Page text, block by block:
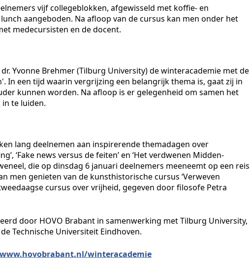
vijf collegeblokken, afgewisseld met koffie- en
aangeboden. Na afloop van de cursus kan men onder het
medecursisten en de docent.
Yvonne Brehmer (Tilburg University) de winteracademie met de
In een tijd waarin vergrijzing een belangrijk thema is, gaat zij in
kunnen worden. Na afloop is er gelegenheid om samen het
te luiden.
lang deelnemen aan inspirerende themadagen over
‘Fake news versus de feiten’ en ‘Het verdwenen Midden-
die op dinsdag 6 januari deelnemers meeneemt op een reis
men genieten van de kunsthistorische cursus ‘Verweven
cursus over vrijheid, gegeven door filosofe Petra
door HOVO Brabant in samenwerking met Tilburg University,
Technische Universiteit Eindhoven.
www.hovobrabant.nl/winteracademie